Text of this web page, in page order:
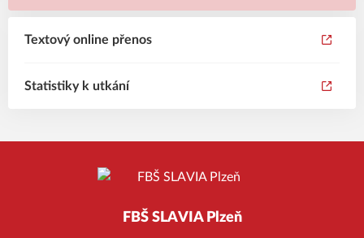
Textový online přenos
Statistiky k utkání
FBŠ SLAVIA Plzeň